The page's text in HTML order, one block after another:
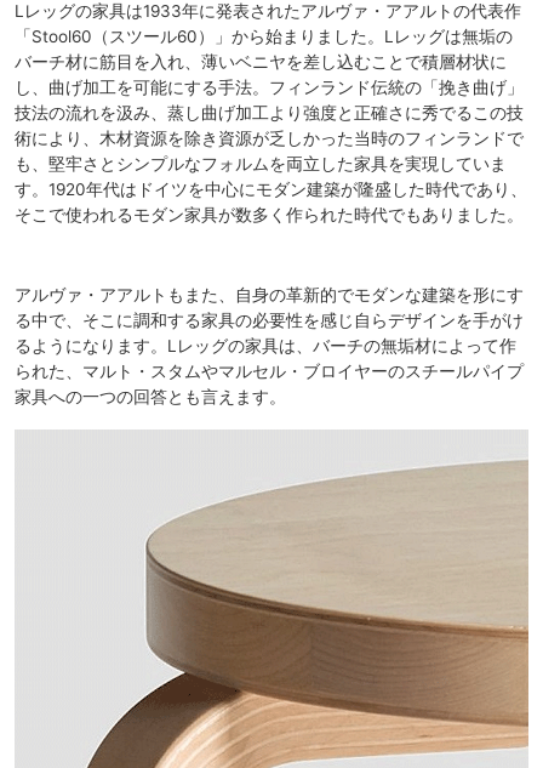
Lレッグの家具は1933年に発表されたアルヴァ・アアルトの代表作
「Stool60（スツール60）」から始まりました。Lレッグは無垢の
バーチ材に筋目を入れ、薄いベニヤを差し込むことで積層材状に
し、曲げ加工を可能にする手法。フィンランド伝統の「挽き曲げ」
技法の流れを汲み、蒸し曲げ加工より強度と正確さに秀でるこの技
術により、木材資源を除き資源が乏しかった当時のフィンランドで
も、堅牢さとシンプルなフォルムを両立した家具を実現していま
す。1920年代はドイツを中心にモダン建築が隆盛した時代であり、
そこで使われるモダン家具が数多く作られた時代でもありました。
アルヴァ・アアルトもまた、自身の革新的でモダンな建築を形にす
る中で、そこに調和する家具の必要性を感じ自らデザインを手がけ
るようになります。Lレッグの家具は、バーチの無垢材によって作
られた、マルト・スタムやマルセル・ブロイヤーのスチールパイプ
家具への一つの回答とも言えます。